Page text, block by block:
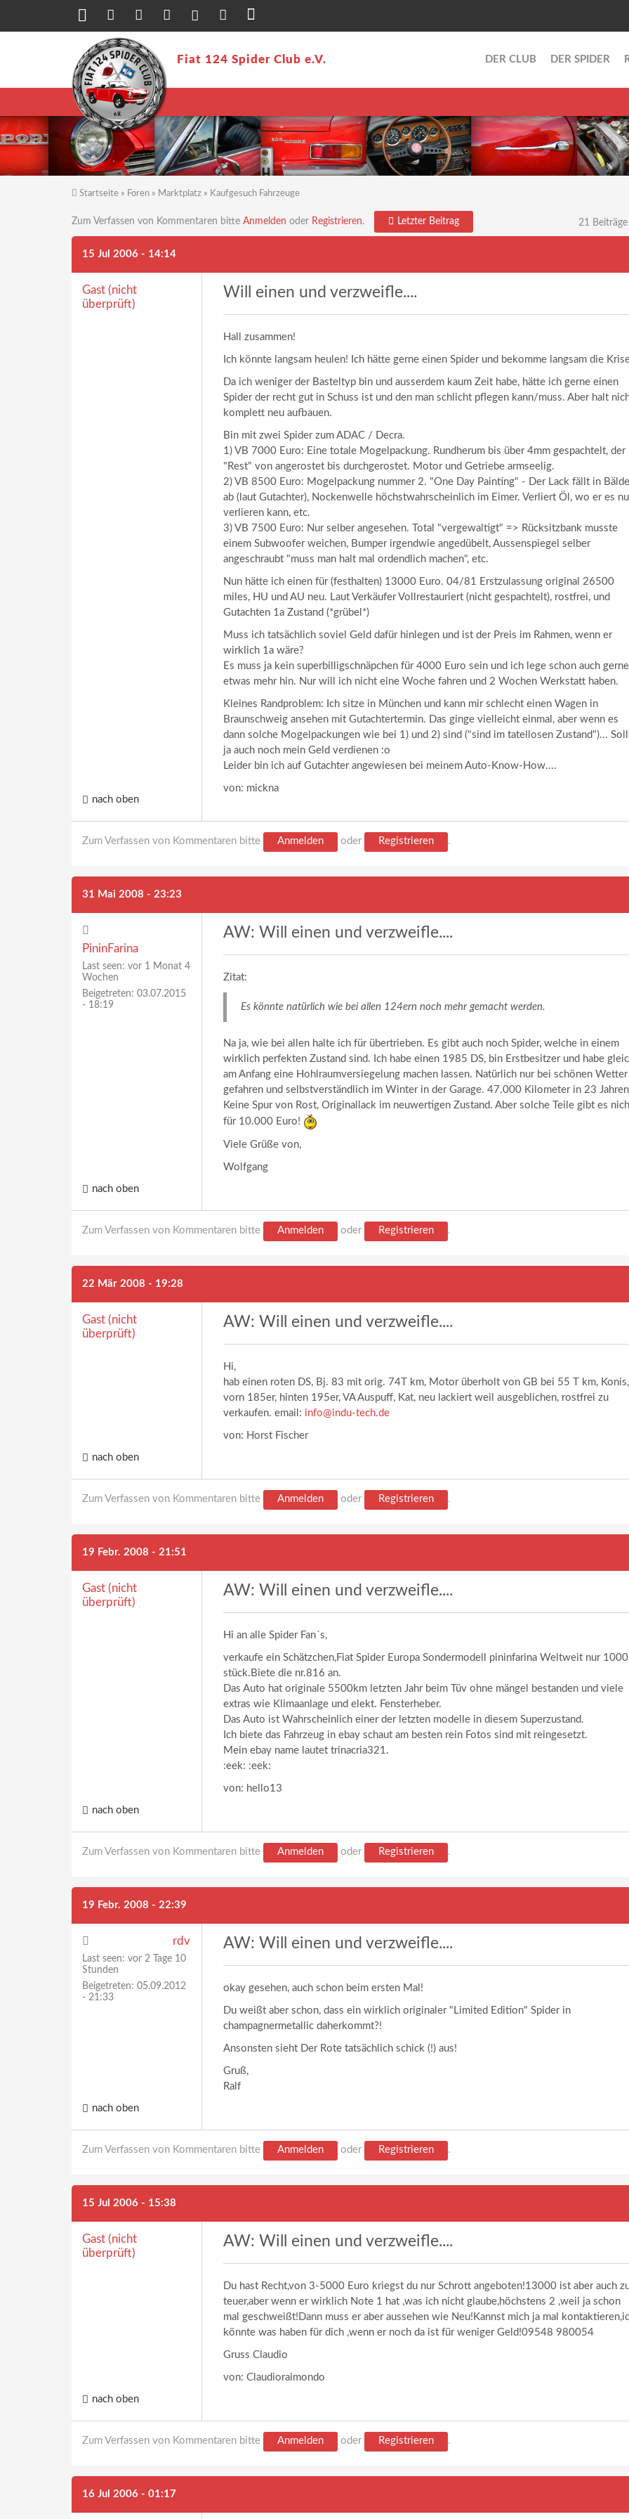
Fiat 124 Spider Club e.V. DER CLUB DER SPIDER
Startseite » Foren » Marktplatz » Kaufgesuch Fahrzeuge
21
Zum Verfassen von Kommentaren bitte Anmelden oder Registrieren. Letzter Beitrag
15 Jul 2006 - 14:14
Gast (nicht
überprüft)
Will einen und verzweifle....
Hall zusammen!
Ich könnte langsam heulen! Ich hätte gerne einen Spider und bekomme langsam die
Da ich weniger der Basteltyp bin und ausserdem kaum Zeit habe, hätte ich gerne einen
Spider der recht gut in Schuss ist und den man schlicht pflegen kann/muss. Aber halt
komplett neu aufbauen.
Bin mit zwei Spider zum ADAC / Decra.
1) VB 7000 Euro: Eine totale Mogelpackung. Rundherum bis über 4mm gespachtelt, der
"Rest" von angerostet bis durchgerostet. Motor und Getriebe armseelig.
2) VB 8500 Euro: Mogelpackung nummer 2. "One Day Painting" - Der Lack fällt in Bälde
ab (laut Gutachter), Nockenwelle höchstwahrscheinlich im Eimer. Verliert Öl, wo er es
verlieren kann, etc.
3) VB 7500 Euro: Nur selber angesehen. Total "vergewaltigt" => Rücksitzbank musste
einem Subwoofer weichen, Bumper irgendwie angedübelt, Aussenspiegel selber
angeschraubt "muss man halt mal ordendlich machen", etc.
Nun hätte ich einen für (festhalten) 13000 Euro. 04/81 Erstzulassung original 26500
miles, HU und AU neu. Laut Verkäufer Vollrestauriert (nicht gespachtelt), rostfrei, und
Gutachten 1a Zustand (*grübel*)
Muss ich tatsächlich soviel Geld dafür hinlegen und ist der Preis im Rahmen, wenn er
wirklich 1a wäre?
Es muss ja kein superbilligschnäpchen für 4000 Euro sein und ich lege schon auch gerne
etwas mehr hin. Nur will ich nicht eine Woche fahren und 2 Wochen Werkstatt haben.
Kleines Randproblem: Ich sitze in München und kann mir schlecht einen Wagen in
Braunschweig ansehen mit Gutachtertermin. Das ginge vielleicht einmal, aber wenn es
dann solche Mogelpackungen wie bei 1) und 2) sind ("sind im tatellosen Zustand")...
ja auch noch mein Geld verdienen :o
Leider bin ich auf Gutachter angewiesen bei meinem Auto-Know-How....
von: mickna
nach oben
Zum Verfassen von Kommentaren bitte Anmelden oder Registrieren .
31 Mai 2008 - 23:23
PininFarina
Last seen: vor 1 Monat 4
Wochen
Beigetreten: 03.07.2015
- 18:19
AW: Will einen und verzweifle....
Zitat:
Es könnte natürlich wie bei allen 124ern noch mehr gemacht werden.
Na ja, wie bei allen halte ich für übertrieben. Es gibt auch noch Spider, welche in einem
wirklich perfekten Zustand sind. Ich habe einen 1985 DS, bin Erstbesitzer und habe
am Anfang eine Hohlraumversiegelung machen lassen. Natürlich nur bei schönen Wetter
gefahren und selbstverständlich im Winter in der Garage. 47.000 Kilometer in 23
Keine Spur von Rost, Originallack im neuwertigen Zustand. Aber solche Teile gibt es
für 10.000 Euro!
Viele Grüße von,
Wolfgang
nach oben
Zum Verfassen von Kommentaren bitte Anmelden oder Registrieren .
22 Mär 2008 - 19:28
Gast (nicht
überprüft)
AW: Will einen und verzweifle....
Hi,
hab einen roten DS, Bj. 83 mit orig. 74T km, Motor überholt von GB bei 55 T km, Konis,
vorn 185er, hinten 195er, VA Auspuff, Kat, neu lackiert weil ausgeblichen, rostfrei zu
verkaufen. email: info@indu-tech.de
von: Horst Fischer
nach oben
Zum Verfassen von Kommentaren bitte Anmelden oder Registrieren .
19 Febr. 2008 - 21:51
Gast (nicht
überprüft)
AW: Will einen und verzweifle....
Hi an alle Spider Fan´s,
verkaufe ein Schätzchen,Fiat Spider Europa Sondermodell pininfarina Weltweit nur 1000
stück.Biete die nr.816 an.
Das Auto hat originale 5500km letzten Jahr beim Tüv ohne mängel bestanden und viele
extras wie Klimaanlage und elekt. Fensterheber.
Das Auto ist Wahrscheinlich einer der letzten modelle in diesem Superzustand.
Ich biete das Fahrzeug in ebay schaut am besten rein Fotos sind mit reingesetzt.
Mein ebay name lautet trinacria321.
:eek: :eek:
von: hello13
nach oben
Zum Verfassen von Kommentaren bitte Anmelden oder Registrieren .
19 Febr. 2008 - 22:39
rdv
Last seen: vor 2 Tage 10
Stunden
Beigetreten: 05.09.2012
- 21:33
AW: Will einen und verzweifle....
okay gesehen, auch schon beim ersten Mal!
Du weißt aber schon, dass ein wirklich originaler "Limited Edition" Spider in
champagnermetallic daherkommt?!
Ansonsten sieht Der Rote tatsächlich schick (!) aus!
Gruß,
Ralf
nach oben
Zum Verfassen von Kommentaren bitte Anmelden oder Registrieren .
15 Jul 2006 - 15:38
Gast (nicht
überprüft)
AW: Will einen und verzweifle....
Du hast Recht,von 3-5000 Euro kriegst du nur Schrott angeboten!13000 ist aber auch
teuer,aber wenn er wirklich Note 1 hat ,was ich nicht glaube,höchstens 2 ,weil ja schon
mal geschweißt!Dann muss er aber aussehen wie Neu!Kannst mich ja mal
könnte was haben für dich ,wenn er noch da ist für weniger Geld!09548 980054
Gruss Claudio
von: Claudioraimondo
nach oben
Zum Verfassen von Kommentaren bitte Anmelden oder Registrieren .
16 Jul 2006 - 01:17